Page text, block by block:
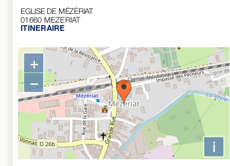
EGLISE DE MÉZÉRIAT
01660 MEZERIAT
ITINERAIRE
+
−
i